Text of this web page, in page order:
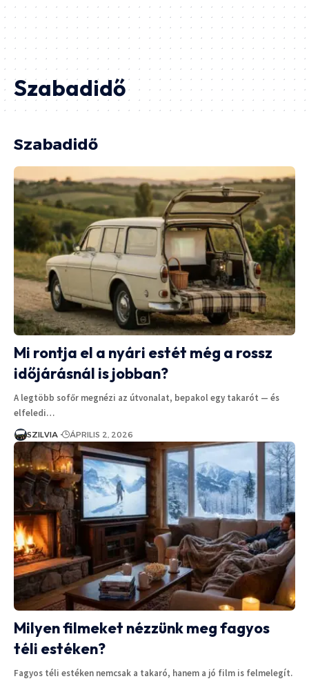
Szabadidő
Szabadidő
Mi rontja el a nyári estét még a rossz
időjárásnál is jobban?
A legtöbb sofőr megnézi az útvonalat, bepakol egy takarót — és
elfeledi…
SZILVIA ÁPRILIS 2, 2026
Milyen filmeket nézzünk meg fagyos
téli estéken?
Fagyos téli estéken nemcsak a takaró, hanem a jó film is felmelegít.